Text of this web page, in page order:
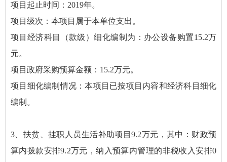
项目起止时间：2019年。
项目级次：本项目属于本单位支出。
项目经济科目（款级）细化编制为：办公设备购置15.2万
元。
项目政府采购预算金额：15.2万元。
项目细化编制情况：本项目已按项目内容和经济科目细化
编制。
3、扶贫、挂职人员生活补助项目9.2万元，其中：财政预
算内拨款安排9.2万元，纳入预算内管理的非税收入安排0